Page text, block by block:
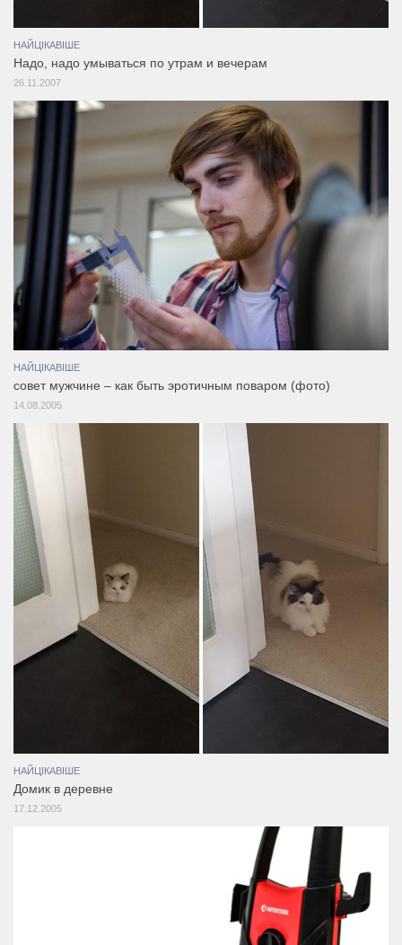
НАЙЦІКАВІШЕ
Надо, надо умываться по утрам и вечерам
26.11.2007
НАЙЦІКАВІШЕ
совет мужчине – как быть эротичным поваром (фото)
14.08.2005
НАЙЦІКАВІШЕ
Домик в деревне
17.12.2005